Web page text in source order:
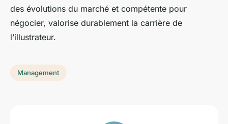
des évolutions du marché et compétente pour
négocier, valorise durablement la carrière de
l’illustrateur.
Management